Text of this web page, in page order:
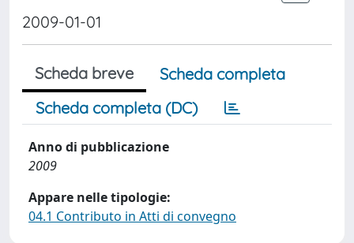
2009-01-01
Scheda breve
Scheda completa
Scheda completa (DC)
Anno di pubblicazione
2009
Appare nelle tipologie:
04.1 Contributo in Atti di convegno